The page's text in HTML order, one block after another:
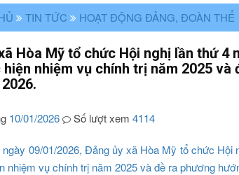
TIN TỨC HOẠT ĐỘNG ĐẢNG, ĐOÀN THỂ
Hòa Mỹ tổ chức Hội nghị lần thứ
nhiệm vụ chính trị năm 2025
10/01/2026 Số lượt xem 4114
ngày 09/01/2026, Đảng ủy xã Hòa Mỹ tổ chức
nhiệm vụ chính trị năm 2025 và đề ra phương